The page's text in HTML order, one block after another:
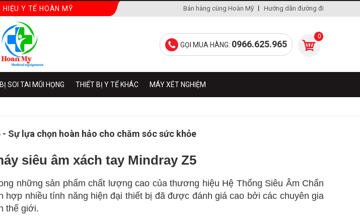
HIỆU Y TẾ HOÀN MỸ Hướng dẫn đường đi
Bán hàng cùng Hoàn Mỹ
0
GỌI MUA HÀNG: 0966.625.965
SOI TAI MŨI HỌNG THIẾT BỊ Y TẾ KHÁC MÁY XÉT NGHIỆM
Sự lựa chọn hoàn hảo cho chăm sóc sức khỏe
siêu âm xách tay Mindray Z5
những sản phẩm chất lượng cao của thương hiệu Hệ Thống Siêu Âm Chẩn
hợp nhiều tính năng hiện đại thiết bị đã được đánh giá cao bởi các chuyên gia
thế giới.